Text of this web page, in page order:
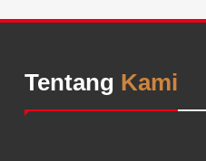
Tentang Kami